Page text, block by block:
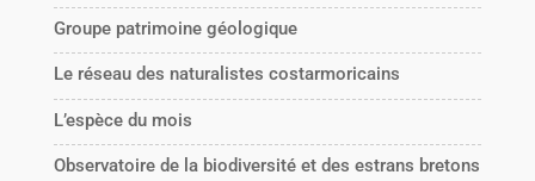
Groupe patrimoine géologique
Le réseau des naturalistes costarmoricains
L’espèce du mois
Observatoire de la biodiversité et des estrans bretons